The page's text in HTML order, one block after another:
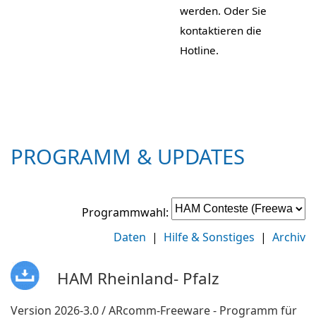
werden. Oder Sie
kontaktieren die
Hotline.
PROGRAMM & UPDATES
Programmwahl:
Daten | Hilfe & Sonstiges | Archiv
HAM Rheinland- Pfalz
Version 2026-3.0 / ARcomm-Freeware - Programm für